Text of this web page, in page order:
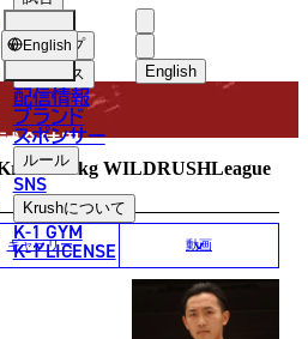
English
ショップ
ニュース
配信情報
ブランド
スポンサー
ルール
SNS
Krushについて
K-1 GYM
K-1 LICENSE
English
RESULT
試合結果
-55kg WILDRUSHLeague
ギャラリー 動画